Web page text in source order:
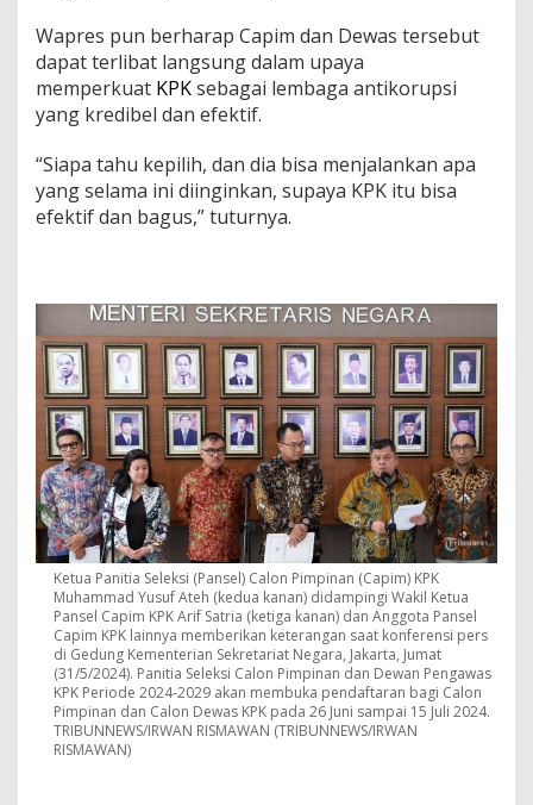
a
s
K
P
K
Wapres pun berharap Capim dan Dewas tersebut
dapat terlibat langsung dalam upaya
memperkuat KPKsebagai lembaga antikorupsi
yang kredibel dan efektif.
“Siapa tahu kepilih, dan dia bisa menjalankan apa
yang selama ini diinginkan, supaya KPK itu bisa
efektif dan bagus,” tuturnya.
Ketua Panitia Seleksi (Pansel) Calon Pimpinan (Capim) KPK
Muhammad Yusuf Ateh (kedua kanan) didampingi Wakil Ketua
Pansel Capim KPK Arif Satria (ketiga kanan) dan Anggota Pansel
Capim KPK lainnya memberikan keterangan saat konferensi pers
di Gedung Kementerian Sekretariat Negara, Jakarta, Jumat
(31/5/2024). Panitia Seleksi Calon Pimpinan dan Dewan Pengawas
KPK Periode 2024-2029 akan membuka pendaftaran bagi Calon
Pimpinan dan Calon Dewas KPK pada 26 Juni sampai 15 Juli 2024.
TRIBUNNEWS/IRWAN RISMAWAN (TRIBUNNEWS/IRWAN
RISMAWAN)